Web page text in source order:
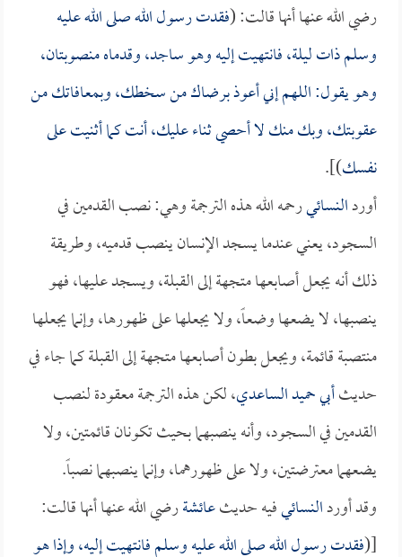
رضي الله عنها أنها قالت: (فقدت رسول الله صلى الله عليه
وسلم ذات ليلة، فانتهيت إليه وهو ساجد، وقدماه منصوبتان،
وهو يقول: اللهم إني أعوذ برضاك من سخطك، وبمعافاتك من
عقوبتك، وبك منك لا أحصي ثناء عليك، أنت كما أثنيت على
نفسك)].
أوردالنسائيرحمه الله هذه الترجمة وهي: نصب القدمين في
السجود، يعني عندما يسجد الإنسان ينصب قدميه، وطريقة
ذلك أنه يجعل أصابعها متجهة إلى القبلة، ويسجد عليها، فهو
ينصبها، لا يضعها وضعاً، ولا يجعلها على ظهورها، وإنما يجعلها
منتصبة قائمة، ويجعل بطون أصابعها متجهة إلى القبلة كما جاء في
حديثأبي حميد الساعدي، لكن هذه الترجمة معقودة لنصب
القدمين في السجود، وأنه ينصبهما بحيث تكونان قائمتين، ولا
يضعهما معترضتين، ولا على ظهورهما، وإنما ينصبهما نصباً.
وقد أوردالنسائيفيه حديثعائشةرضي الله عنها أنها قالت:
[(فقدت رسول الله صلى الله عليه وسلم فانتهيت إليه، وإذا هو